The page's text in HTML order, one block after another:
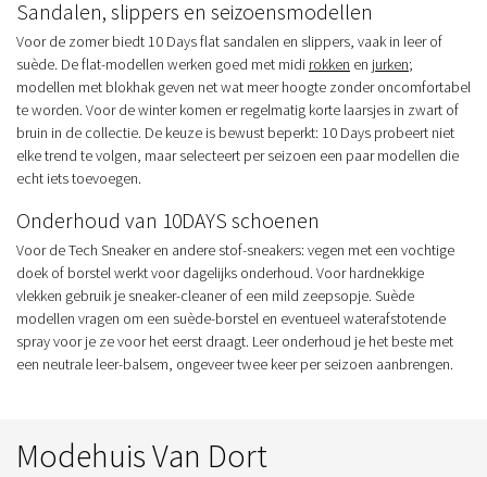
Sandalen, slippers en seizoensmodellen
Voor de zomer biedt 10 Days flat sandalen en slippers, vaak in leer of
suède. De flat-modellen werken goed met midi rokken en jurken;
modellen met blokhak geven net wat meer hoogte zonder oncomfortabel
te worden. Voor de winter komen er regelmatig korte laarsjes in zwart of
bruin in de collectie. De keuze is bewust beperkt: 10 Days probeert niet
elke trend te volgen, maar selecteert per seizoen een paar modellen die
echt iets toevoegen.
Onderhoud van 10DAYS schoenen
Voor de Tech Sneaker en andere stof-sneakers: vegen met een vochtige
doek of borstel werkt voor dagelijks onderhoud. Voor hardnekkige
vlekken gebruik je sneaker-cleaner of een mild zeepsopje. Suède
modellen vragen om een suède-borstel en eventueel waterafstotende
spray voor je ze voor het eerst draagt. Leer onderhoud je het beste met
een neutrale leer-balsem, ongeveer twee keer per seizoen aanbrengen.
Modehuis Van Dort